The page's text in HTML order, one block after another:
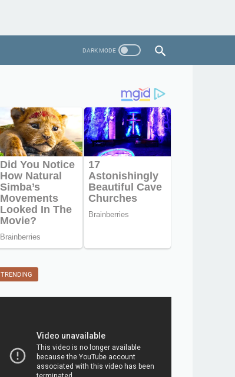
TRENDING